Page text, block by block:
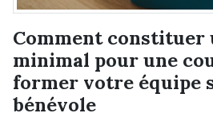
Comment constituer
minimal pour une
former votre équipe
bénévole